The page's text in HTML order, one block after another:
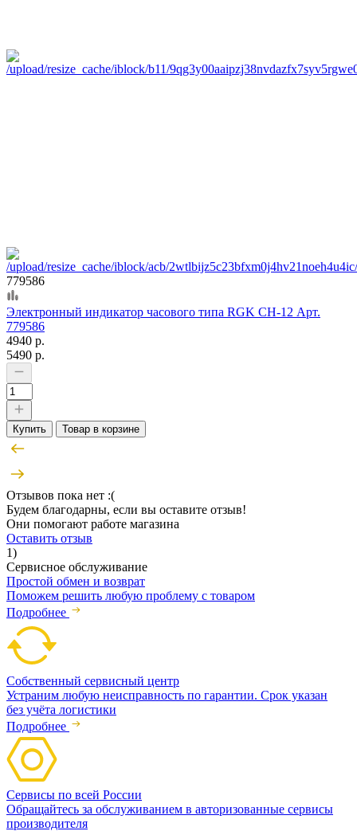
779586
Электронный индикатор часового типа RGK CH-12 Арт.
779586
4940 р.
5490 р.
Купить Товар в корзине
Отзывов пока нет :(
Будем благодарны, если вы оставите отзыв!
Они помогают работе магазина
Оставить отзыв
1)
Сервисное обслуживание
Простой обмен и возврат
Поможем решить любую проблему с товаром
Подробнее
Собственный сервисный центр
Устраним любую неисправность по гарантии. Срок указан
без учёта логистики
Подробнее
Сервисы по всей России
Обращайтесь за обслуживанием в авторизованные сервисы
производителя